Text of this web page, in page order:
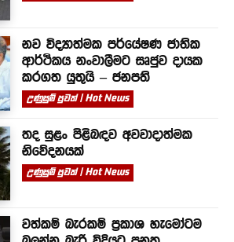
නව විද්‍යාත්මක පර්යේෂණ ජාතික
ආර්ථිකය නංවාලීමට සෘජුව දායක
කරගත යුතුයි – ජනපති
උණුසුම් පුවත් | Hot News
තද සුළං පිළිබඳව අවවාදාත්මක
නිවේදනයක්
උණුසුම් පුවත් | Hot News
වත්කම් බැරකම් ප්‍රකාශ හැමෝටම